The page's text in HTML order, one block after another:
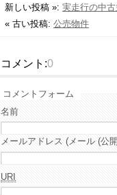
新しい投稿 »: 実走行の中
« 古い投稿: 公売物件
コメント:0
コメントフォーム
名前
メールアドレス (メール (公
URI